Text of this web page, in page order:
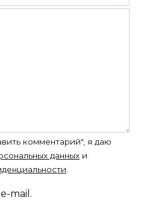
комментарий", я даю
данных и
mail.